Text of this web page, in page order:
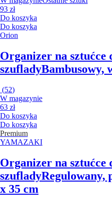
93 zł
Do koszyka
Do koszyka
Orion
Organizer na sztućce
szufladyBambusowy,
(52)
W magazynie
63 zł
Do koszyka
Do koszyka
Premium
YAMAZAKI
Organizer na sztućce
szufladyRegulowany,
x 35 cm